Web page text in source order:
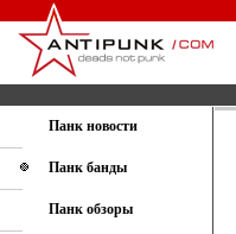
Панк новости
Панк банды
Панк обзоры